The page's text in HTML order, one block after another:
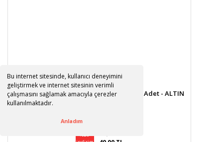
Bu internet sitesinde, kullanıcı deneyimini
geliştirmek ve internet sitesinin verimli
çalışmasını sağlamak amacıyla çerezler
kullanılmaktadır.
Anladım
Polyester Papyon Fiyonk, 2,0 x 1,0 cm - 25 Adet - ALTIN
%20